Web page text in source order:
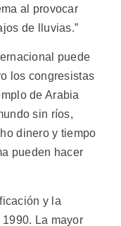
al provocar
de lluvias.”
puede
los congresistas
de Arabia
sin ríos,
dinero y tiempo
pueden hacer
y la
La mayor